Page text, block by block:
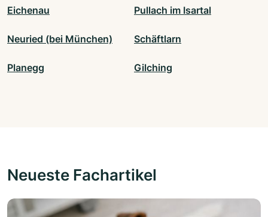
Eichenau Pullach im Isartal
Neuried (bei München) Schäftlarn
Planegg Gilching
Neueste Fachartikel